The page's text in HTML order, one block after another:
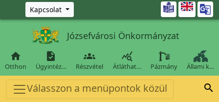
Ugrás a fő tartalomra
Kapcsolat 
Józsefvárosi Önkormányzat

Otthon

Ügyintéz…

Részvétel

Átláthat… Pázmány Állami k…
Válasszon a menüpontok közül 